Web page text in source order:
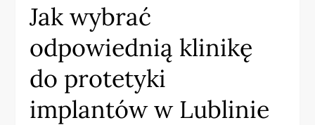
Jak wybrać
odpowiednią klinikę
do protetyki
implantów w Lublinie